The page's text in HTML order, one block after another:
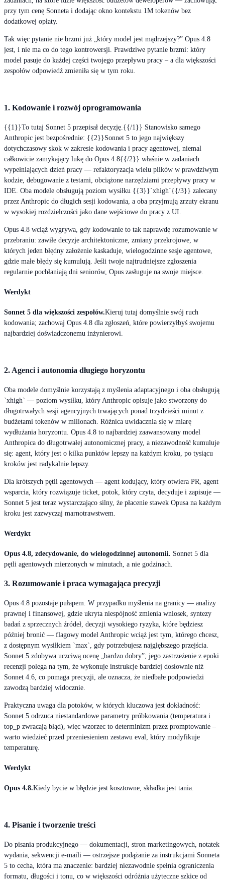
przy tym cenę Sonneta i dodając okno kontekstu 1M tokenów bez
dodatkowej opłaty.
Tak więc pytanie nie brzmi już „który model jest mądrzejszy?” Opus 4.8
jest, i nie ma co do tego kontrowersji. Prawdziwe pytanie brzmi: który
model pasuje do każdej części twojego przepływu pracy – a dla większości
zespołów odpowiedź zmieniła się w tym roku.
1. Kodowanie i rozwój oprogramowania
{{1}}To tutaj Sonnet 5 przepisał decyzję.{{/1}} Stanowisko samego
Anthropic jest bezpośrednie: {{2}}Sonnet 5 to jego największy
dotychczasowy skok w zakresie kodowania i pracy agentowej, niemal
całkowicie zamykający lukę do Opus 4.8{{/2}} właśnie w zadaniach
wypełniających dzień pracy — refaktoryzacja wielu plików w prawdziwym
kodzie, debugowanie z testami, obciążone narzędziami przepływy pracy w
IDE. Oba modele obsługują poziom wysiłku {{3}}`xhigh`{{/3}} zalecany
przez Anthropic do długich sesji kodowania, a oba przyjmują zrzuty ekranu
w wysokiej rozdzielczości jako dane wejściowe do pracy z UI.
Opus 4.8 wciąż wygrywa, gdy kodowanie to tak naprawdę rozumowanie w
przebraniu: zawiłe decyzje architektoniczne, zmiany przekrojowe, w
których jeden błędny założenie kaskaduje, wielogodzinne sesje agentowe,
gdzie małe błędy się kumulują. Jeśli twoje najtrudniejsze zgłoszenia
regularnie pochłaniają dni seniorów, Opus zasługuje na swoje miejsce.
Werdykt
Sonnet 5 dla większości zespołów.Kieruj tutaj domyślnie swój ruch
kodowania; zachowaj Opus 4.8 dla zgłoszeń, które powierzyłbyś swojemu
najbardziej doświadczonemu inżynierowi.
2. Agenci i autonomia długiego horyzontu
Oba modele domyślnie korzystają z myślenia adaptacyjnego i oba obsługują
`xhigh` — poziom wysiłku, który Anthropic opisuje jako stworzony do
długotrwałych sesji agencyjnych trwających ponad trzydzieści minut z
budżetami tokenów w milionach. Różnica uwidacznia się w miarę
wydłużania horyzontu. Opus 4.8 to najbardziej zaawansowany model
Anthropica do długotrwałej autonomicznej pracy, a niezawodność kumuluje
się: agent, który jest o kilka punktów lepszy na każdym kroku, po tysiącu
kroków jest radykalnie lepszy.
Dla krótszych pętli agentowych — agent kodujący, który otwiera PR, agent
wsparcia, który rozwiązuje ticket, potok, który czyta, decyduje i zapisuje —
Sonnet 5 jest teraz wystarczająco silny, że płacenie stawek Opusa na każdym
kroku jest zazwyczaj marnotrawstwem.
Werdykt
Opus 4.8, zdecydowanie, do wielogodzinnej autonomii. Sonnet 5 dla
pętli agentowych mierzonych w minutach, a nie godzinach.
3. Rozumowanie i praca wymagająca precyzji
Opus 4.8 pozostaje pułapem. W przypadku myślenia na granicy — analizy
prawnej i finansowej, gdzie ukryta niespójność zmienia wniosek, syntezy
badań z sprzecznych źródeł, decyzji wysokiego ryzyka, które będziesz
później bronić — flagowy model Anthropic wciąż jest tym, którego chcesz,
z dostępnym wysiłkiem `max`, gdy potrzebujesz najgłębszego przejścia.
Sonnet 5 zdobywa uczciwą ocenę „bardzo dobry”; jego zastrzeżenie z epoki
recenzji polega na tym, że wykonuje instrukcje bardziej dosłownie niż
Sonnet 4.6, co pomaga precyzji, ale oznacza, że niedbałe podpowiedzi
zawodzą bardziej widocznie.
Praktyczna uwaga dla potoków, w których kluczowa jest dokładność:
Sonnet 5 odrzuca niestandardowe parametry próbkowania (temperatura i
top_p zwracają błąd), więc wzorzec to determinizm przez promptowanie –
warto wiedzieć przed przeniesieniem zestawu eval, który modyfikuje
temperaturę.
Werdykt
Opus 4.8.Kiedy bycie w błędzie jest kosztowne, składka jest tania.
4. Pisanie i tworzenie treści
Do pisania produkcyjnego — dokumentacji, stron marketingowych, notatek
wydania, sekwencji e-maili — ostrzejsze podążanie za instrukcjami Sonneta
5 to cecha, która ma znaczenie: bardziej niezawodnie spełnia ograniczenia
formatu, długości i tonu, co w większości odróżnia użyteczne szkice od